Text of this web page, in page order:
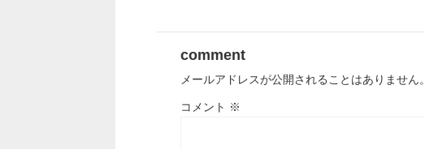
comment
メールアドレスが公開されることはありません。
コメント ※